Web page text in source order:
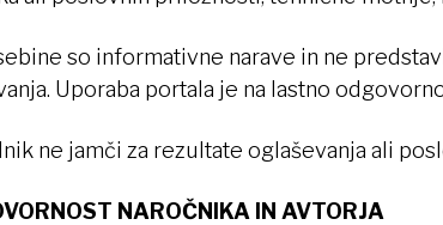
so informativne narave in ne
Uporaba portala je na lastno
ne jamči za rezultate oglaševanja ali
NAROČNIKA IN AVTORJA